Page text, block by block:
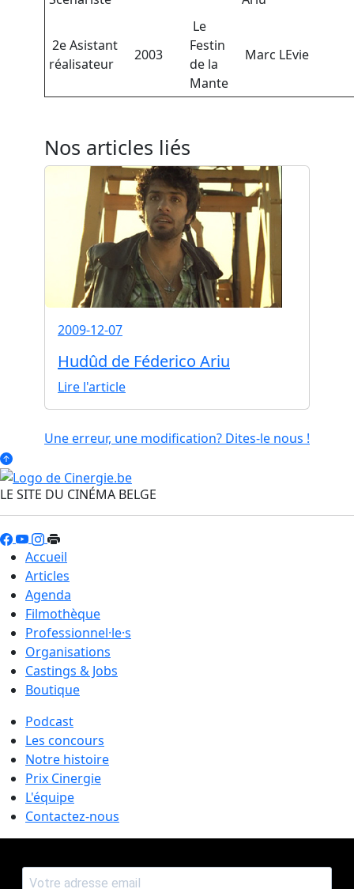
2e Asistant
réalisateur
2003
Le
Festin
de la
Mante
Marc LEvie
Nos articles liés
2009-12-07
Hudûd de Féderico Ariu
Lire l'article
Une erreur, une modification? Dites-le nous !
LE SITE DU CINÉMA BELGE
Accueil
Articles
Agenda
Filmothèque
Professionnel·le·s
Organisations
Castings & Jobs
Boutique
Podcast
Les concours
Notre histoire
Prix Cinergie
L'équipe
Contactez-nous